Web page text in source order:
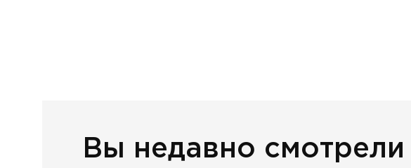
Вы недавно смотрели